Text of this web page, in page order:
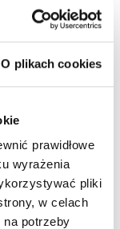
O plikach cookies
prawidłowe
wyrażenia
pliki
w celach
potrzeby